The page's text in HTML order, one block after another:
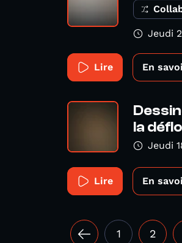
Jeudi
Lire En
la
Jeudi
Lire En
1 2